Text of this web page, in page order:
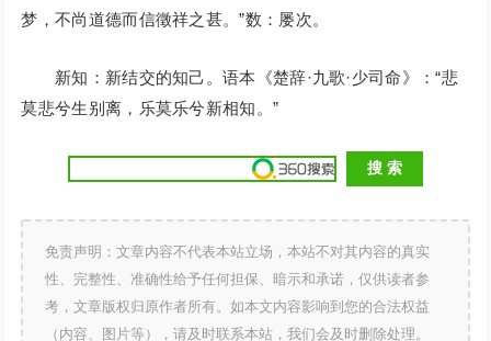
梦，不尚道德而信徵祥之甚。”数：屡次。
新知：新结交的知己。语本《楚辞·九歌·少司命》：“悲
莫悲兮生别离，乐莫乐兮新相知。”
免责声明：文章内容不代表本站立场，本站不对其内容的真实
性、完整性、准确性给予任何担保、暗示和承诺，仅供读者参
考，文章版权归原作者所有。如本文内容影响到您的合法权益
（内容、图片等），请及时联系本站，我们会及时删除处理。